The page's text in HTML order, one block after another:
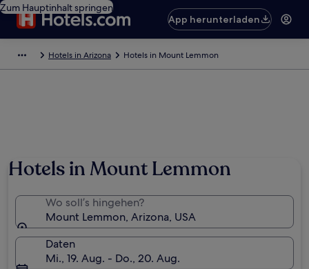
Zum Hauptinhalt springen
App herunterladen
Hotels in Arizona Hotels in Mount Lemmon
Hotels in Mount Lemmon
Wo soll’s hingehen?
Mount Lemmon, Arizona, USA
Daten
Mi., 19. Aug. - Do., 20. Aug.